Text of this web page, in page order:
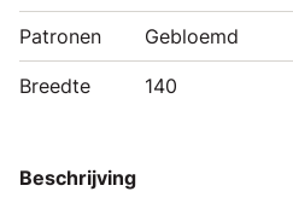
Patronen Gebloemd
Breedte 140
Beschrijving